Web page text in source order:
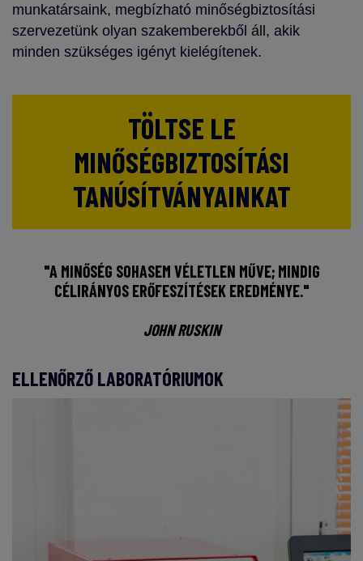
munkatársaink, megbízható minőségbiztosítási
szervezetünk olyan szakemberekből áll, akik
minden szükséges igényt kielégítenek.
TÖLTSE LE
MINŐSÉGBIZTOSÍTÁSI
TANÚSÍTVÁNYAINKAT
"A MINŐSÉG SOHASEM VÉLETLEN MŰVE; MINDIG
CÉLIRÁNYOS ERŐFESZÍTÉSEK EREDMÉNYE."
JOHN RUSKIN
ELLENŐRZŐ LABORATÓRIUMOK